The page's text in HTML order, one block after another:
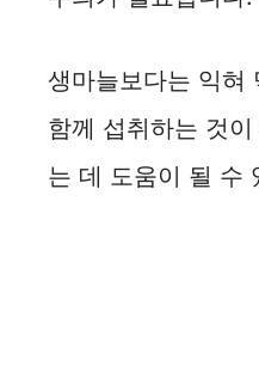
생마늘보다는 익혀
함께 섭취하는 것
는 데 도움이 될 수